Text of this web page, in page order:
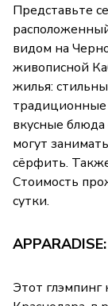
Представьте
видом на
живописной
жилья:
традиционные
вкусные блюда
могут
сёрфить.
Стоимость
сутки.
Этот глэмпинг